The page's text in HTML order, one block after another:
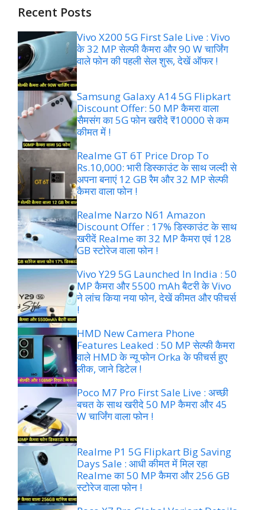
Recent Posts
Vivo X200 5G First Sale Live : Vivo
के 32 MP सेल्फी कैमरा और 90 W चार्जिंग
वाले फोन की पहली सेल शुरू, देखें ऑफर !
Samsung Galaxy A14 5G Flipkart
Discount Offer: 50 MP कैमरा वाला
सैमसंग का 5G फोन खरीदे ₹10000 से कम
कीमत में !
Realme GT 6T Price Drop To
Rs.10,000: भारी डिस्काउंट के साथ जल्दी से
अपना बनाएं 12 GB रैम और 32 MP सेल्फी
कैमरा वाला फोन !
Realme Narzo N61 Amazon
Discount Offer : 17% डिस्काउंट के साथ
खरीदें Realme का 32 MP कैमरा एवं 128
GB स्टोरेज वाला फोन !
Vivo Y29 5G Launched In India : 50
MP कैमरा और 5500 mAh बैटरी के Vivo
ने लांच किया नया फोन, देखें कीमत और फीचर्स
!
HMD New Camera Phone
Features Leaked : 50 MP सेल्फी कैमरा
वाले HMD के न्यू फोन Orka के फीचर्स हुए
लीक, जाने डिटेल !
Poco M7 Pro First Sale Live : अच्छी
बचत के साथ खरीदे 50 MP कैमरा और 45
W चार्जिंग वाला फोन !
Realme P1 5G Flipkart Big Saving
Days Sale : आधी कीमत में मिल रहा
Realme का 50 MP कैमरा और 256 GB
स्टोरेज वाला फोन !